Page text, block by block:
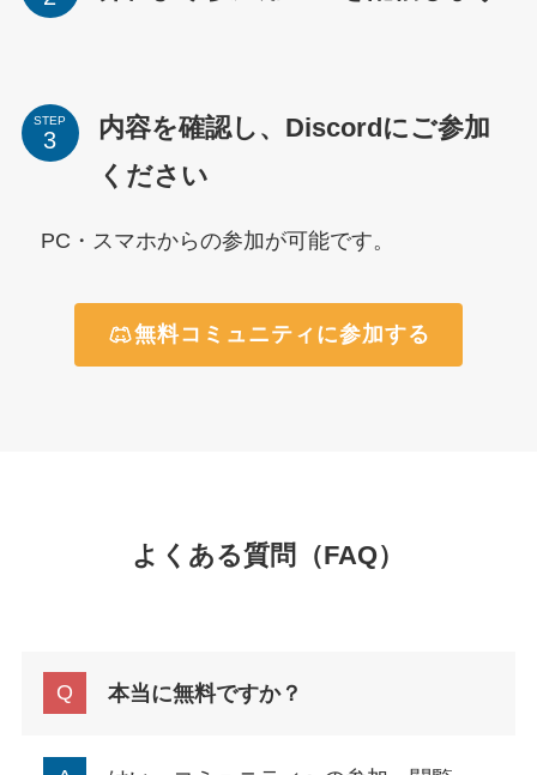
STEP
内容を確認し、Discordにご参加
ください
PC・スマホからの参加が可能です。
無料コミュニティに参加する
よくある質問（FAQ）
本当に無料ですか？